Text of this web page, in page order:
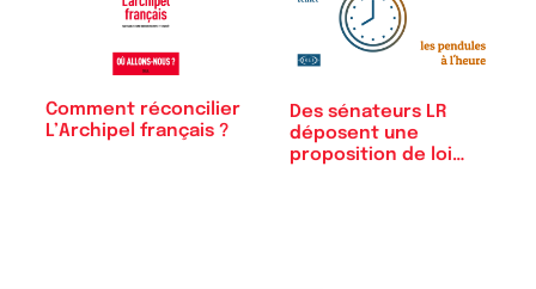
Comment réconcilier
L’Archipel français ?
Des sénateurs LR
déposent une
proposition de loi